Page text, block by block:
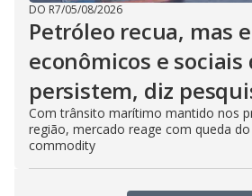
DO R7/05/08/2026
Petróleo recua, mas
econômicos e sociais
persistem, diz
Com trânsito marítimo mantido nos
região, mercado reage com queda
commodity